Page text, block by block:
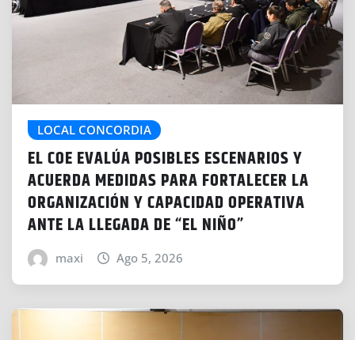
LOCAL CONCORDIA
EL COE EVALÚA POSIBLES ESCENARIOS Y
ACUERDA MEDIDAS PARA FORTALECER LA
ORGANIZACIÓN Y CAPACIDAD OPERATIVA
ANTE LA LLEGADA DE “EL NIÑO”
maxi Ago 5, 2026